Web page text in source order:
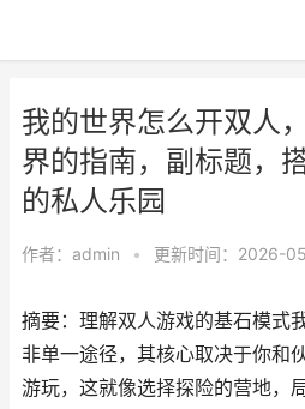
我的世界怎么开双人
界的指南，副标题，
的私人乐园
作者： admin • 更新时间：2026-
摘要：理解双人游戏的基石模式
非单一途径，其核心取决于你和
游玩，这就像选择探险的营地，